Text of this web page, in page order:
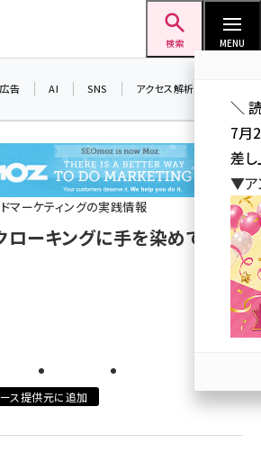
検索 MENU
告 AI SNS アクセス解析／データ分析
マーケティングの実践情報
ーキングに手を染めていた
ス提供元に追加
＼
7月
差し
▼ア